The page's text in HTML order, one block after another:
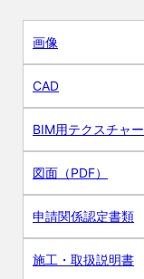
画像
CAD
BIM用テクスチャー
図面（PDF）
申請関係認定書類
施工・取扱説明書